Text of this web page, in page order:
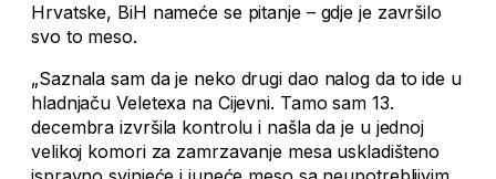
Hrvatske, BiH nameće se pitanje – gdje je završilo
svo to meso.
„Saznala sam da je neko drugi dao nalog da to ide u
hladnjaču Veletexa na Cijevni. Tamo sam 13.
decembra izvršila kontrolu i našla da je u jednoj
velikoj komori za zamrzavanje mesa uskladišteno